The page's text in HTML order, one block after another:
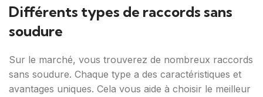
Différents types de raccords sans
soudure
Sur le marché, vous trouverez de nombreux raccords
sans soudure. Chaque type a des caractéristiques et
avantages uniques. Cela vous aide à choisir le meilleur